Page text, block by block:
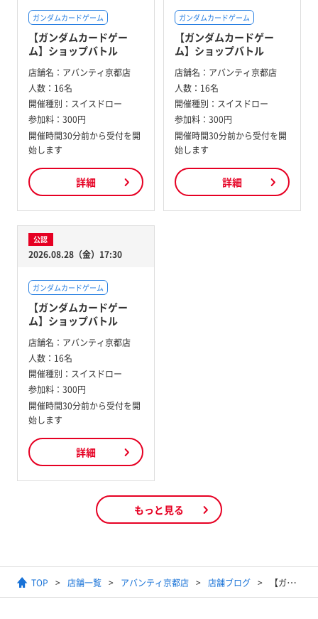
ガンダムカードゲーム
【ガンダムカードゲー
ム】ショップバトル
店舗名： アバンティ京都店
人数： 16名
開催種別： スイスドロー
参加料： 300円
開催時間30分前から受付を開
始します
詳細
ガンダムカードゲーム
【ガンダムカードゲー
ム】ショップバトル
店舗名： アバンティ京都店
人数： 16名
開催種別： スイスドロー
参加料： 300円
開催時間30分前から受付を開
始します
詳細
公認
2026.08.28（金）17:30
ガンダムカードゲーム
【ガンダムカードゲー
ム】ショップバトル
店舗名： アバンティ京都店
人数： 16名
開催種別： スイスドロー
参加料： 300円
開催時間30分前から受付を開
始します
詳細
もっと見る
TOP 店舗一覧 アバンティ京都店 店舗ブログ 【ガンダムカードゲーム】2025年9月30日開催 特別交流会結果発表【優勝デッキ】